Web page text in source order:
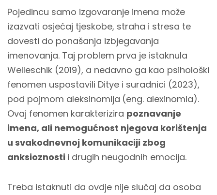
Pojedincu samo izgovaranje imena može
izazvati osjećaj tjeskobe, straha i stresa te
dovesti do ponašanja izbjegavanja
imenovanja. Taj problem prva je istaknula
Welleschik (2019), a nedavno ga kao psihološki
fenomen uspostavili Ditye i suradnici (2023),
pod pojmom aleksinomija (eng. alexinomia).
Ovaj fenomen karakterizira poznavanje
imena, ali nemogućnost njegova korištenja
u svakodnevnoj komunikaciji zbog
anksioznosti i drugih neugodnih emocija.
Treba istaknuti da ovdje nije slučaj da osoba